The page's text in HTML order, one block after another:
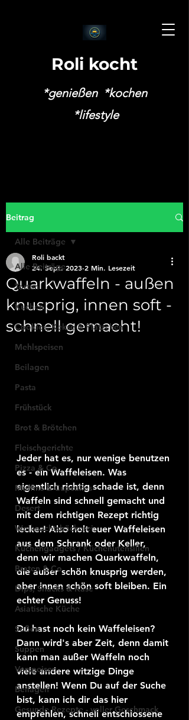
Roli kocht
*genießen *kochen
*lifestyle
Beitrag
Alle Beiträge
Torten
Kuchen
Cookies, Kekse & Plätzchen
Mehlspeisen
Beilagen
Pasta
Frühstück
Brot & Brötchen
Fleischgerichte
Pizza & Co
Muffins & Cupcakes
Desert
Weihnachtsbäckerei
Küchengadgets / Küchenutensilien
Braten & Co
Dips, Snacks & Käse
Asiatische Küche
Soßen
Suppen
Vorspeisen
Beilagen
Gesunde Rezepte - voller Geschmack
Alle Beiträge
Quarkwaffeln - außen
knusprig, innen soft -
schnell gemacht!
Roli backt
24. Sept. 2023 2 Min. Lesezeit
Jeder hat es, nur wenige benutzen
es - ein Waffeleisen. Was
eigentlich richtig schade ist, denn
Waffeln sind schnell gemacht und
mit dem richtigen Rezept richtig
lecker! Also holt euer Waffeleisen
aus dem Schrank oder Keller,
denn wir machen Quarkwaffeln,
die außer schön knusprig werden,
aber innen schön soft bleiben. Ein
echter Genuss!
Du hast noch kein Waffeleisen?
Dann wird's aber Zeit, denn damit
kann man außer Waffeln noch
viele andere witzige Dinge
anstellen! Wenn Du auf der Suche
bist, kann ich dir das hier
empfehlen, schnell entschlossene